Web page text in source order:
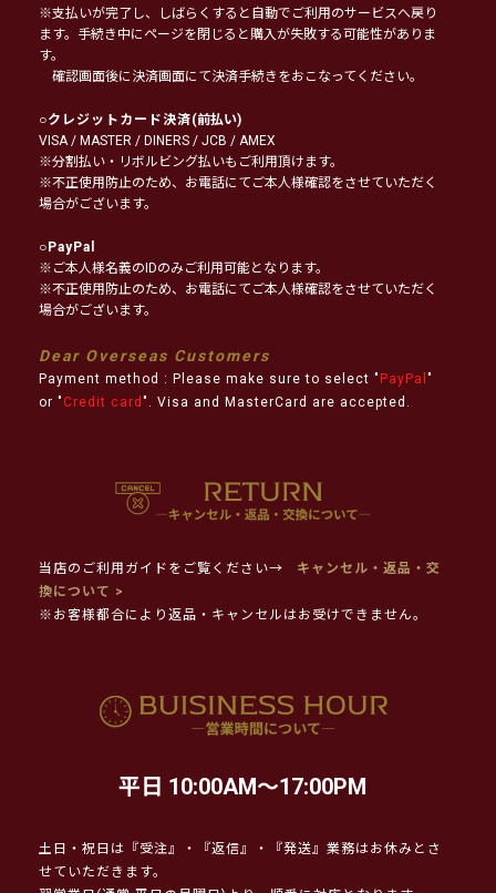
※支払いが完了し、しばらくすると自動でご利用のサービスへ戻り
ます。手続き中にページを閉じると購入が失敗する可能性がありま
す。
確認画面後に決済画面にて決済手続きをおこなってください。
○クレジットカード決済(前払い)
VISA / MASTER / DINERS / JCB / AMEX
※分割払い・リボルビング払いもご利用頂けます。
※不正使用防止のため、お電話にてご本人様確認をさせていただく
場合がございます。
○PayPal
※ご本人様名義のIDのみご利用可能となります。
※不正使用防止のため、お電話にてご本人様確認をさせていただく
場合がございます。
Dear Overseas Customers
Payment method : Please make sure to select " PayPal "
or " Credit card ". Visa and MasterCard are accepted.
当店のご利用ガイドをご覧ください→
キャンセル・返品・交
換について >
※お客様都合により返品・キャンセルはお受けできません。
平日 10:00AM～17:00PM
土日・祝日は『受注』・『返信』・『発送』業務はお休みとさ
せていただきます。